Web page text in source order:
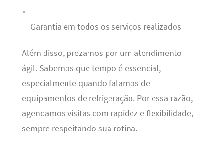
Garantia em todos os serviços realizados
Além disso, prezamos por um atendimento
ágil. Sabemos que tempo é essencial,
especialmente quando falamos de
equipamentos de refrigeração. Por essa razão,
agendamos visitas com rapidez e flexibilidade,
sempre respeitando sua rotina.